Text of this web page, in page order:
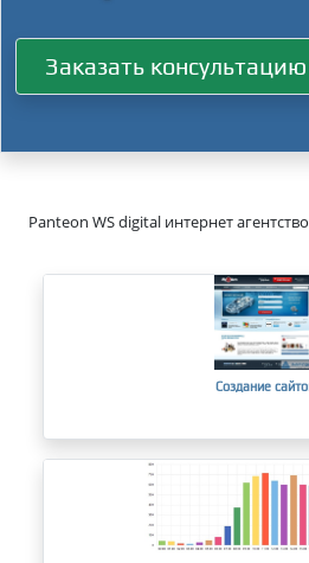
Заказать консультацию
Panteon WS digital интернет агентство
Создание